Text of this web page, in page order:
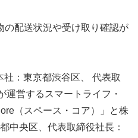
の配送状況や受け取り確認が
：東京都渋谷区、 代表取
運営するスマートライフ・
（スペース・コア）」と株
中央区、代表取締役社長：